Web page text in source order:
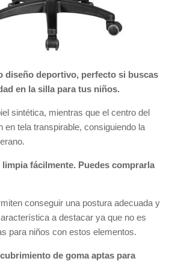
diseño deportivo, perfecto si buscas
en la silla para tus niños.
sintética, mientras que el centro del
en tela transpirable, consiguiendo la
fácilmente. Puedes comprarla
conseguir una postura adecuada y
a destacar ya que no es
para niños con estos elementos.
de goma aptas para